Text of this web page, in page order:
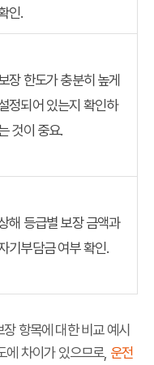
인.
장 한도가 충분히 높게
정되어 있는지 확인하
것이 중요.
해 등급별 보장 금액과
기부담금 여부 확인.
장 항목에 대한 비교 예시
에 차이가 있으므로, 운전